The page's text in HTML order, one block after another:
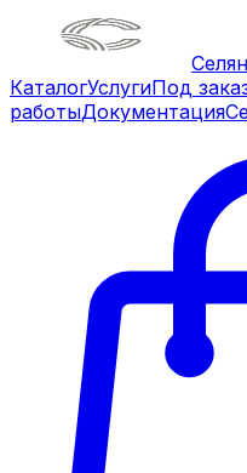
КаталогУслугиПод
работыДокументация